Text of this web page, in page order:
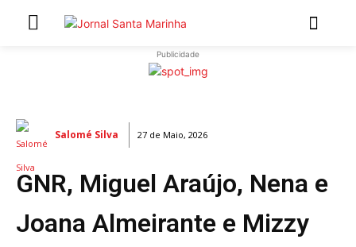
ARTIGOS DE OPINIÃO
Secções
MARCHAS POPULARES DE SÃO JOÃO 2026
NATAL NAS FREGUESIAS
Publicidade
Salomé Silva 27 de Maio, 2026
GNR, Miguel Araújo, Nena e
Joana Almeirante e Mizzy